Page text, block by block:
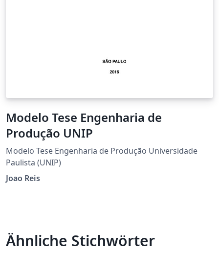
Modelo Tese Engenharia de
Produção UNIP
Modelo Tese Engenharia de Produção Universidade
Paulista (UNIP)
Joao Reis
Ähnliche Stichwörter